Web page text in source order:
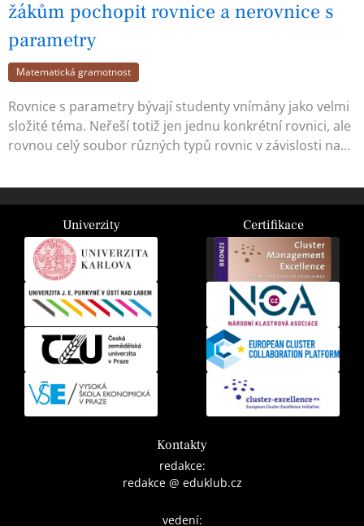
žákům pochopit rovnice a nerovnice s
parametry
Matematická gramotnost
Rovnice s parametry bývají studenty vnímány jako velmi
složité téma. Neřeší totiž jen jednu konkrétní rovnici, ale
rovnou celý soubor různých typů rovnic v závislosti na…
Univerzity Certifikace
Kontakty
redakce:
redakce @ eduklub.cz
vedení: